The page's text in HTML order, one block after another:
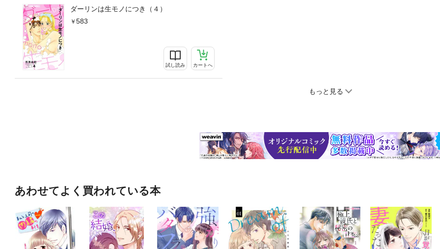
ダーリンは生モノにつき（４）
583
試し読み カートへ
もっと見る
あわせてよく買われている本